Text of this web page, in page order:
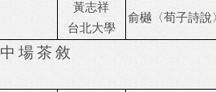
黃志祥
台北大學
俞樾〈荀子詩說
中 場茶敘